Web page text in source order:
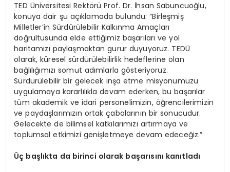
TED Üniversitesi Rektörü Prof. Dr. İhsan Sabuncuoğlu,
konuya dair şu açıklamada bulundu: “Birleşmiş
Milletler’in Sürdürülebilir Kalkınma Amaçları
doğrultusunda elde ettiğimiz başarıları ve yol
haritamızı paylaşmaktan gurur duyuyoruz. TEDÜ
olarak, küresel sürdürülebilirlik hedeflerine olan
bağlılığımızı somut adımlarla gösteriyoruz.
Sürdürülebilir bir gelecek inşa etme misyonumuzu
uygulamaya kararlılıkla devam ederken, bu başarılar
tüm akademik ve idari personelimizin, öğrencilerimizin
ve paydaşlarımızın ortak çabalarının bir sonucudur.
Gelecekte de bilimsel katkılarımızı artırmaya ve
toplumsal etkimizi genişletmeye devam edeceğiz.”
Üç başlıkta da birinci olarak başarısını kanıtladı